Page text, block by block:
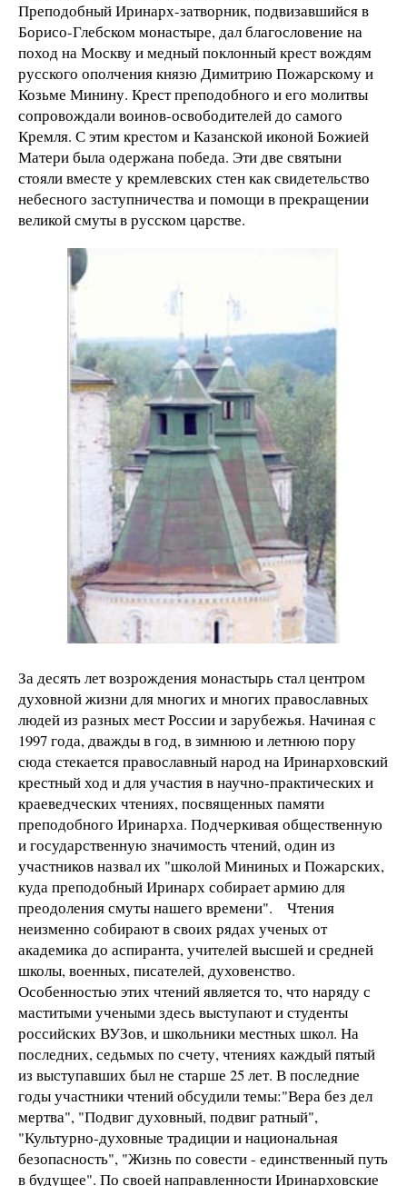
Преподобный Иринарх-затворник, подвизавшийся в
Борисо-Глебском монастыре, дал благословение на
поход на Москву и медный поклонный крест вождям
русского ополчения князю Димитрию Пожарскому и
Козьме Минину. Крест преподобного и его молитвы
сопровождали воинов-освободителей до самого
Кремля. С этим крестом и Казанской иконой Божией
Матери была одержана победа. Эти две святыни
стояли вместе у кремлевских стен как свидетельство
небесного заступничества и помощи в прекращении
великой смуты в русском царстве.
За десять лет возрождения монастырь стал центром
духовной жизни для многих и многих православных
людей из разных мест России и зарубежья. Начиная с
1997 года, дважды в год, в зимнюю и летнюю пору
сюда стекается православный народ на Иринарховский
крестный ход и для участия в научно-практических и
краеведческих чтениях, посвященных памяти
преподобного Иринарха. Подчеркивая общественную
и государственную значимость чтений, один из
участников назвал их "школой Мининых и Пожарских,
куда преподобный Иринарх собирает армию для
преодоления смуты нашего времени". Чтения
неизменно собирают в своих рядах ученых от
академика до аспиранта, учителей высшей и средней
школы, военных, писателей, духовенство.
Особенностью этих чтений является то, что наряду с
маститыми учеными здесь выступают и студенты
российских ВУЗов, и школьники местных школ. На
последних, седьмых по счету, чтениях каждый пятый
из выступавших был не старше 25 лет. В последние
годы участники чтений обсудили темы:"Вера без дел
мертва", "Подвиг духовный, подвиг ратный",
"Культурно-духовные традиции и национальная
безопасность", "Жизнь по совести - единственный путь
в будущее". По своей направленности Иринарховские